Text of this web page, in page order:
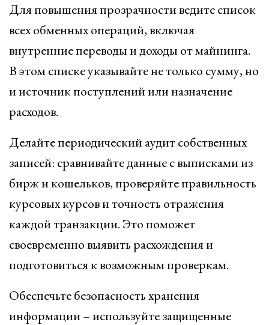
Для повышения прозрачности ведите список
всех обменных операций, включая
внутренние переводы и доходы от майнинга.
В этом списке указывайте не только сумму, но
и источник поступлений или назначение
расходов.
Делайте периодический аудит собственных
записей: сравнивайте данные с выписками из
бирж и кошельков, проверяйте правильность
курсовых курсов и точность отражения
каждой транзакции. Это поможет
своевременно выявить расхождения и
подготовиться к возможным проверкам.
Обеспечьте безопасность хранения
информации – используйте защищенные